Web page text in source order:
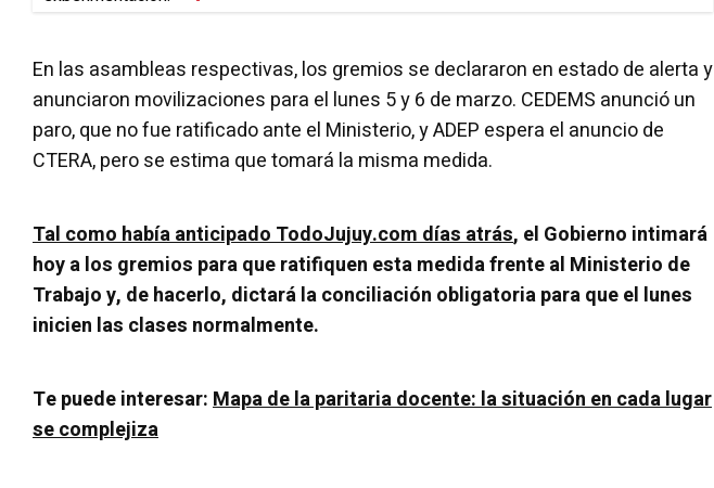
En las asambleas respectivas, los gremios se declararon en estado de alerta y
anunciaron movilizaciones para el lunes 5 y 6 de marzo. CEDEMS anunció un
paro, que no fue ratificado ante el Ministerio, y ADEP espera el anuncio de
CTERA, pero se estima que tomará la misma medida.
Tal como había anticipado TodoJujuy.com días atrás, el Gobierno intimará
hoy a los gremios para que ratifiquen esta medida frente al Ministerio de
Trabajo y, de hacerlo, dictará la conciliación obligatoria para que el lunes
inicien las clases normalmente.
Te puede interesar:Mapa de la paritaria docente: la situación en cada lugar
se complejiza